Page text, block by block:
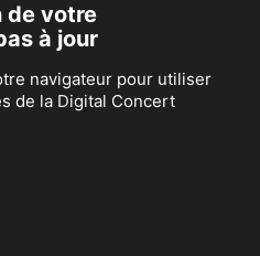
de votre
à jour
navigateur pour utiliser
de la Digital Concert